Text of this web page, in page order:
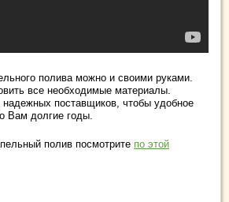
полива можно и своими руками.
все необходимые материалы.
надежных поставщиков, чтобы удобное
Вам долгие годы.
полив посмотрите по этой